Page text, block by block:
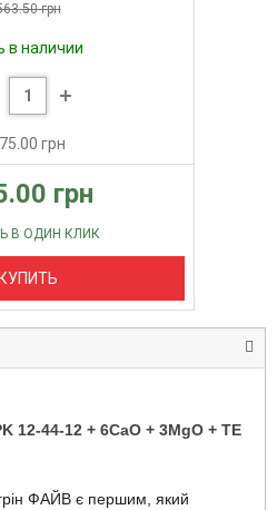
грн
в наличии
грн
грн
В ОДИН КЛИК
КУПИТЬ
12-44-12 + 6CaO + 3MgO + TE
ФАЙВ є першим, який